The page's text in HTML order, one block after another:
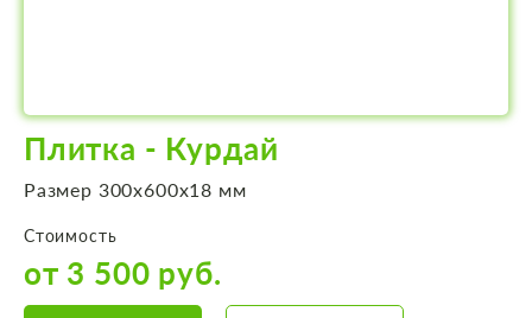
Плитка - Курдай
Размер 300х600х18 мм
Стоимость
от 3 500 руб.